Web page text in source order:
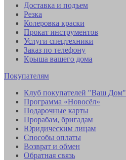
Доставка и подъем
Резка
Колеровка краски
Прокат инструментов
Услуги спецтехники
Заказ по телефону
Крыша вашего дома
Покупателям
Клуб покупателей "Ваш Дом"
Программа «Новосёл»
Подарочные карты
Прорабам, бригадам
Юридическим лицам
Способы оплаты
Возврат и обмен
Обратная связь